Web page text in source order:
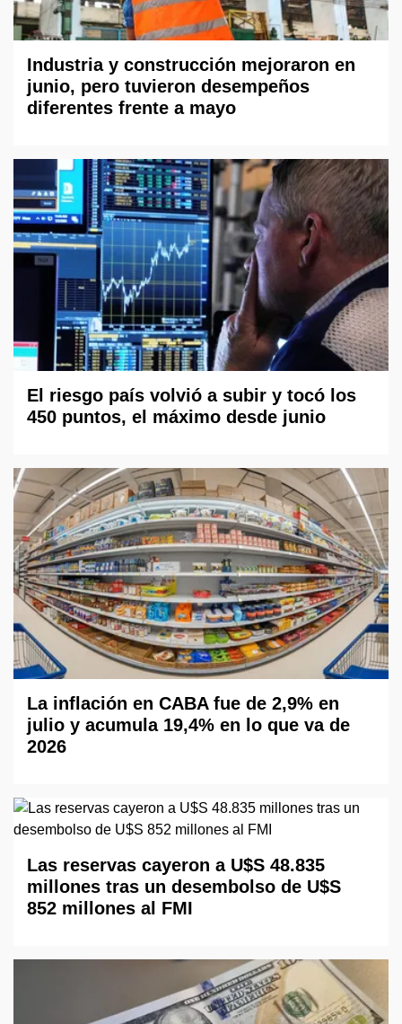
Industria y construcción mejoraron en
junio, pero tuvieron desempeños
diferentes frente a mayo
El riesgo país volvió a subir y tocó los
450 puntos, el máximo desde junio
La inflación en CABA fue de 2,9% en
julio y acumula 19,4% en lo que va de
2026
Las reservas cayeron a U$S 48.835
millones tras un desembolso de U$S
852 millones al FMI